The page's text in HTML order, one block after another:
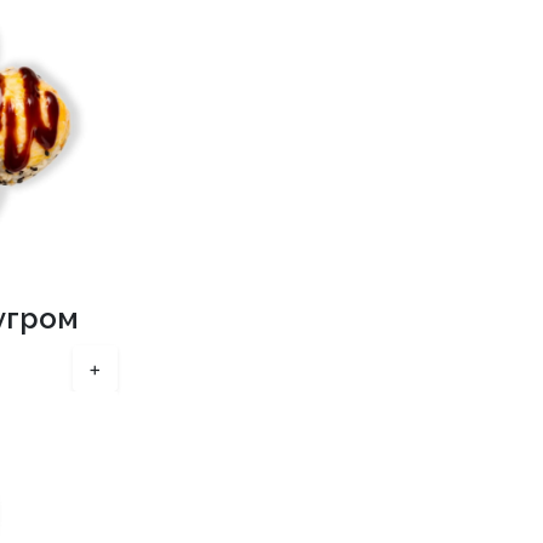
+